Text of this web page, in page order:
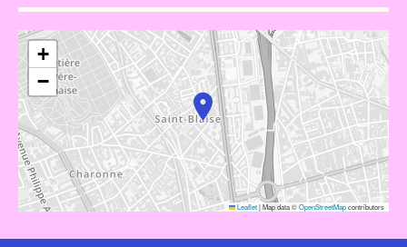
+
−
Leaflet|Map data ©OpenStreetMapcontributors